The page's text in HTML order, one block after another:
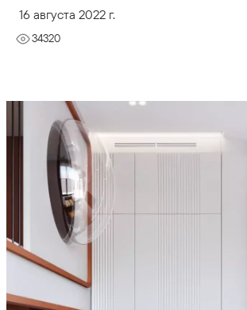
16 августа 2022 г.
34320